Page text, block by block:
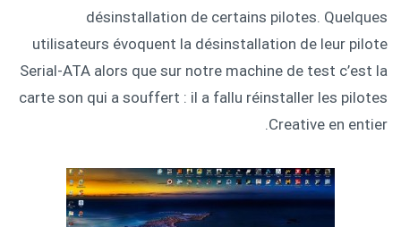
désinstallation de certains pilotes. Quelques
utilisateurs évoquent la désinstallation de leur pilote
Serial-ATA alors que sur notre machine de test c’est la
carte son qui a souffert : il a fallu réinstaller les pilotes
Creative en entier.